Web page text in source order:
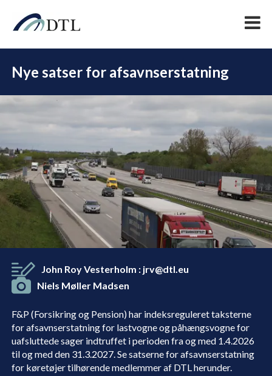
DEL
Nye satser for afsavnserstatning
F&P (Forsikring og Pension) har indeksreguleret taksterne
for afsavnserstatning for lastvogne og påhængsvogne for
uafsluttede sager indtruffet i perioden fra og med 1.4.2026
til og med den 31.3.2027. Se satserne for afsavnserstatning
for køretøjer tilhørende medlemmer af DTL herunder.
John Roy Vesterholm : jrv@dtl.eu
Niels Møller Madsen